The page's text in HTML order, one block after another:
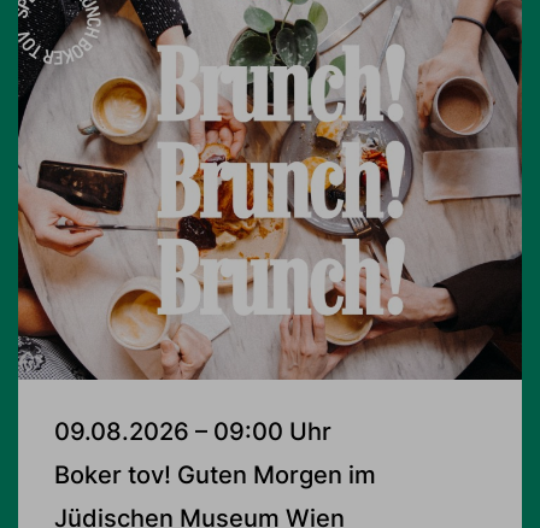
09.08.2026 – 09:00 Uhr
Boker tov! Guten Morgen im
Jüdischen Museum Wien